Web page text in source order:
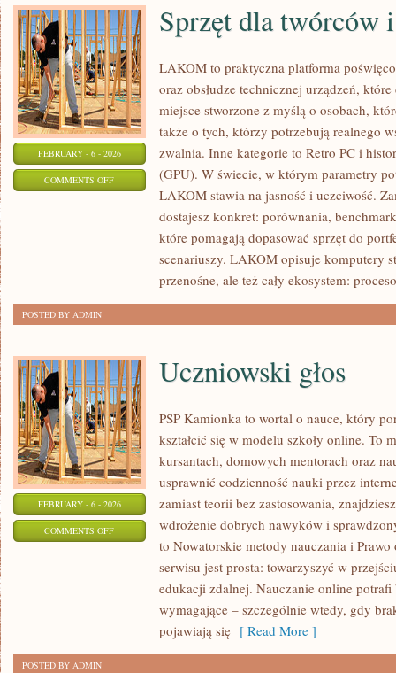
FEBRUARY - 6 - 2026
COMMENTS OFFON
TWÓRCÓW
Sprzęt dla twórców
LAKOM to praktyczna platforma
oraz obsłudze technicznej urządzeń,
miejsce stworzone z myślą o osobach,
także o tych, którzy potrzebują realnego
zwalnia. Inne kategorie to Retro PC i
(GPU). W świecie, w którym parametry
LAKOM stawia na jasność i uczciwość.
dostajesz konkret: porównania,
które pomagają dopasować sprzęt do
scenariuszy. LAKOM opisuje komputery
przenośne, ale też cały ekosystem:
POSTED BY ADMIN
FEBRUARY - 6 - 2026
COMMENTS OFFON
UCZNIOWSKI
Uczniowski głos
PSP Kamionka to wortal o nauce, który
kształcić się w modelu szkoły online. To
kursantach, domowych mentorach oraz
usprawnić codzienność nauki przez
zamiast teorii bez zastosowania,
wdrożenie dobrych nawyków i
to Nowatorskie metody nauczania i
serwisu jest prosta: towarzyszyć w
edukacji zdalnej. Nauczanie online potrafi
wymagające – szczególnie wtedy, gdy
pojawiają się [ Read More ]
POSTED BY ADMIN